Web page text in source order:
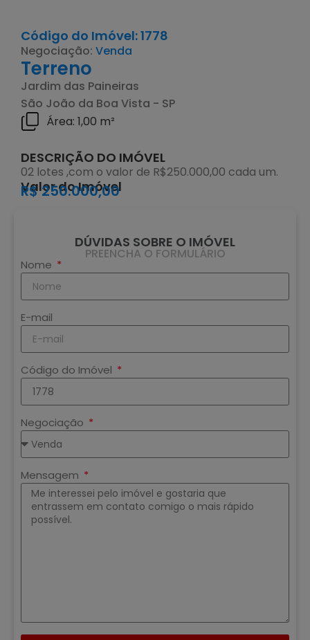
Código do Imóvel: 1778
Negociação: Venda
Terreno
Jardim das Paineiras
São João da Boa Vista - SP
Área: 1,00 m²
DESCRIÇÃO DO IMÓVEL
02 lotes ,com o valor de R$250.000,00 cada um.
Valor do Imóvel
R$ 250.000,00
DÚVIDAS SOBRE O IMÓVEL
PREENCHA O FORMULÁRIO
Nome
E-mail
Código do Imóvel
Negociação
Mensagem